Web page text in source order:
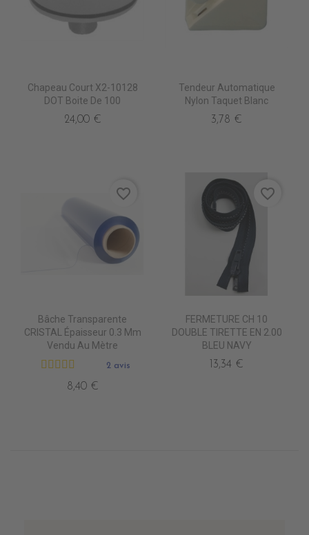
Chapeau Court X2-10128
DOT Boite De 100
24,00 €
Tendeur Automatique
Nylon Taquet Blanc
3,78 €
Bâche Transparente
CRISTAL Épaisseur 0.3 Mm
Vendu Au Mètre
2 avis
8,40 €
favorite_border
FERMETURE CH 10
DOUBLE TIRETTE EN 2.00
BLEU NAVY
13,34 €
favorite_border